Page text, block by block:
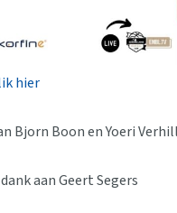
hier
Bjorn Boon en Yoeri
aan Geert Segers